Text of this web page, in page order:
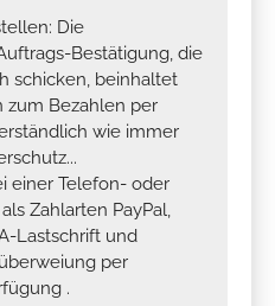
Die
Bestätigung, die
schicken, beinhaltet
zum Bezahlen per
wie immer
einer Telefon- oder
Zahlarten PayPal,
Lastschrift und
per
.